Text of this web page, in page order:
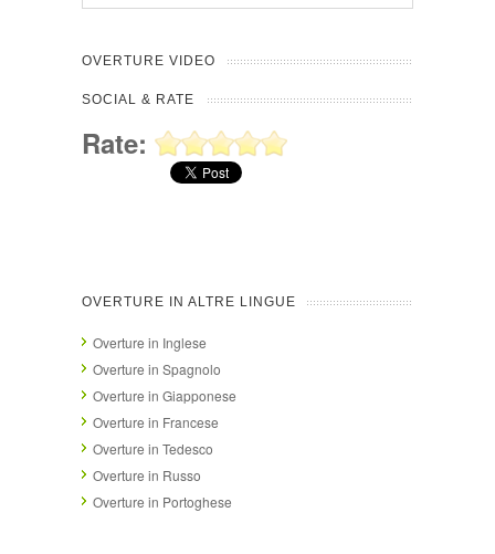
OVERTURE VIDEO
SOCIAL & RATE
Rate:
OVERTURE IN ALTRE LINGUE
Overture in Inglese
Overture in Spagnolo
Overture in Giapponese
Overture in Francese
Overture in Tedesco
Overture in Russo
Overture in Portoghese